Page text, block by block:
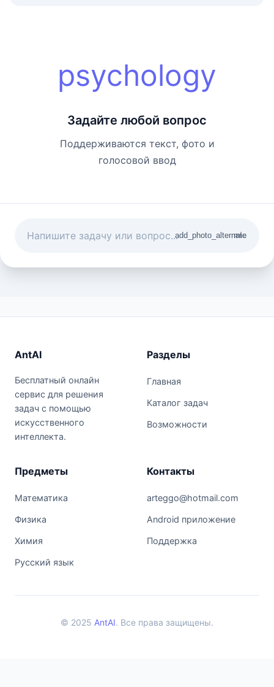
psychology
Задайте любой вопрос
Поддерживаются текст, фото и
голосовой ввод
add_photo_alternate
mic
AntAI
Бесплатный онлайн
сервис для решения
задач с помощью
искусственного
интеллекта.
Разделы
Главная
Каталог задач
Возможности
Предметы
Математика
Физика
Химия
Русский язык
Контакты
arteggo@hotmail.com
Android приложение
Поддержка
© 2025 AntAI. Все права защищены.